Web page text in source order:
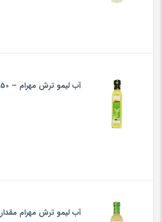
آب لیمو ترش مهرام – 250 میلی لیتر
آب لیمو ترش مهرام مقدار 0.5 لیتر